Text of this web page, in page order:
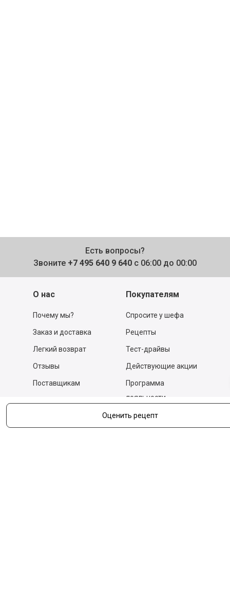
Оценить рецепт
Есть вопросы?
Звоните +7 495 640 9 640 с 06:00 до 00:00
О нас
Почему мы?
Заказ и доставка
Легкий возврат
Отзывы
Поставщикам
Гастрономы и устричные
Покупателям
Спросите у шефа
Рецепты
Тест-драйвы
Действующие акции
Программа
лояльности
Бизнесу